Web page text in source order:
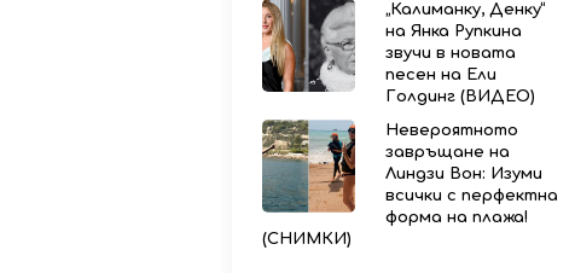
„Калиманку, Денку“
на Янка Рупкина
звучи в новата
песен на Ели
Голдинг (ВИДЕО)
Невероятното
завръщане на
Линдзи Вон: Изуми
всички с перфектна
форма на плажа!
(СНИМКИ)